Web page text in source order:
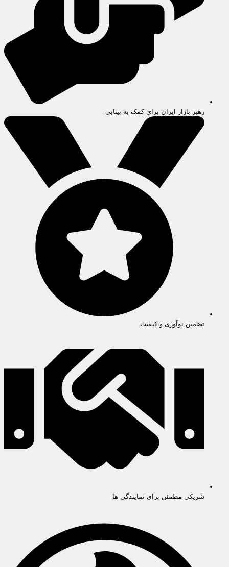
رهبر بازار ایران برای کمک به بینایی
تضمین نوآوری و کیفیت
شریکی مطمئن برای نمایندگی ها